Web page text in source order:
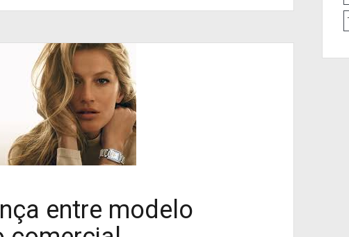
entre modelo